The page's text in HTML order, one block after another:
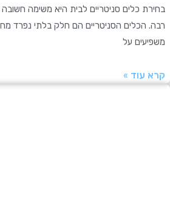
כלים סניטריים לבית היא משימה חשובה
הסניטריים הם חלק בלתי נפרד מחדר
על
»